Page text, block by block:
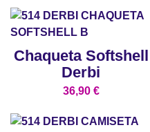
Chaqueta Softshell
Derbi
36,90 €